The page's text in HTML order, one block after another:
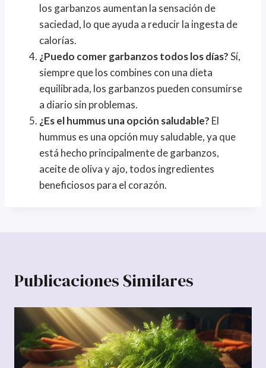
los garbanzos aumentan la sensación de
saciedad, lo que ayuda a reducir la ingesta de
calorías.
¿Puedo comer garbanzos todos los días?Sí,
siempre que los combines con una dieta
equilibrada, los garbanzos pueden consumirse
a diario sin problemas.
¿Es el hummus una opción saludable? El
hummus es una opción muy saludable, ya que
está hecho principalmente de garbanzos,
aceite de oliva y ajo, todos ingredientes
beneficiosos para el corazón.
Publicaciones Similares